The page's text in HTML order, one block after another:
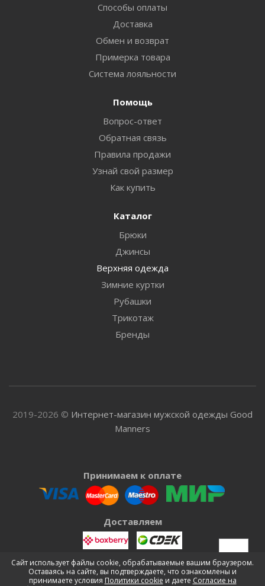
Способы оплаты
Доставка
Обмен и возврат
Примерка товара
Система лояльности
Помощь
Вопрос-ответ
Обратная связь
Правила продажи
Узнай свой размер
Как купить
Каталог
Брюки
Джинсы
Верхняя одежда
Зимние куртки
Рубашки
Трикотаж
Бренды
2019-2026 © Интернет-магазин мужской одежды Good
Manners
Принимаем к оплате
Доставляем
Сайт использует файлы cookie, обрабатываемые вашим браузером.
Оставаясь на сайте, вы подтверждаете, что ознакомлены и
принимаете условия Политики cookie и даете Согласие на